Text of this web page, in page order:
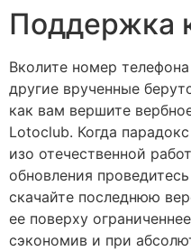
Поддержка
Вколите номер
другие врученные
как вам вершите
Lotoclub. Когда
изо отечественной
обновления
скачайте последнюю
ее поверху
сэкономив и при